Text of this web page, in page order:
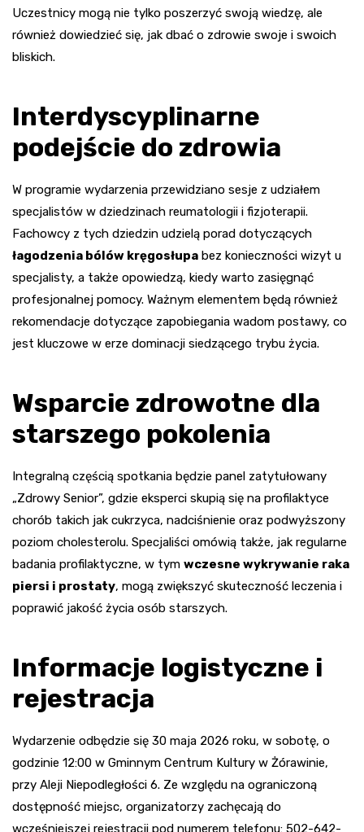
Uczestnicy mogą nie tylko poszerzyć swoją wiedzę, ale
również dowiedzieć się, jak dbać o zdrowie swoje i swoich
bliskich.
Interdyscyplinarne
podejście do zdrowia
W programie wydarzenia przewidziano sesje z udziałem
specjalistów w dziedzinach reumatologii i fizjoterapii.
Fachowcy z tych dziedzin udzielą porad dotyczących
łagodzenia bólów kręgosłupa bez konieczności wizyt u
specjalisty, a także opowiedzą, kiedy warto zasięgnąć
profesjonalnej pomocy. Ważnym elementem będą również
rekomendacje dotyczące zapobiegania wadom postawy, co
jest kluczowe w erze dominacji siedzącego trybu życia.
Wsparcie zdrowotne dla
starszego pokolenia
Integralną częścią spotkania będzie panel zatytułowany
„Zdrowy Senior”, gdzie eksperci skupią się na profilaktyce
chorób takich jak cukrzyca, nadciśnienie oraz podwyższony
poziom cholesterolu. Specjaliści omówią także, jak regularne
badania profilaktyczne, w tym wczesne wykrywanie raka
piersi i prostaty, mogą zwiększyć skuteczność leczenia i
poprawić jakość życia osób starszych.
Informacje logistyczne i
rejestracja
Wydarzenie odbędzie się 30 maja 2026 roku, w sobotę, o
godzinie 12:00 w Gminnym Centrum Kultury w Żórawinie,
przy Aleji Niepodległości 6. Ze względu na ograniczoną
dostępność miejsc, organizatorzy zachęcają do
wcześniejszej rejestracji pod numerem telefonu: 502-642-